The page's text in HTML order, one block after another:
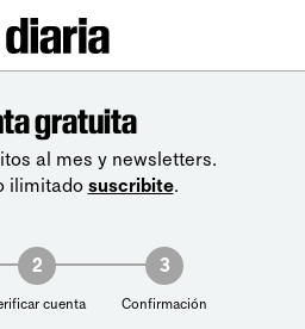
gratuita
al mes y newsletters.
ilimitado suscribite.
2
cuenta
3
Confirmación